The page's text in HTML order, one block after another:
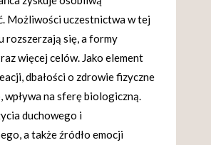
Możliwości uczestnictwa w tej
rozszerzają się, a formy
więcej celów. Jako element
dbałości o zdrowie fizyczne
wpływa na sferę biologiczną.
duchowego i
a także źródło emocji